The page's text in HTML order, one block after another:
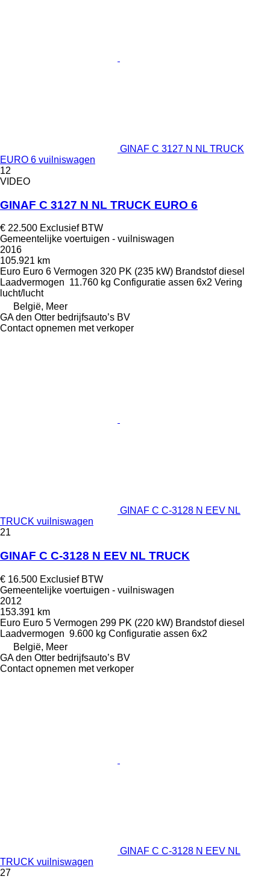
GINAF C 3127 N NL TRUCK
EURO 6 vuilniswagen
12
VIDEO
GINAF C 3127 N NL TRUCK EURO 6
€ 22.500 Exclusief BTW
Gemeentelijke voertuigen - vuilniswagen
2016
105.921 km
Euro Euro 6 Vermogen 320 PK (235 kW) Brandstof diesel
Laadvermogen 11.760 kg Configuratie assen 6x2 Vering
lucht/lucht
België, Meer
GA den Otter bedrijfsauto’s BV
Contact opnemen met verkoper
GINAF C C-3128 N EEV NL
TRUCK vuilniswagen
21
GINAF C C-3128 N EEV NL TRUCK
€ 16.500 Exclusief BTW
Gemeentelijke voertuigen - vuilniswagen
2012
153.391 km
Euro Euro 5 Vermogen 299 PK (220 kW) Brandstof diesel
Laadvermogen 9.600 kg Configuratie assen 6x2
België, Meer
GA den Otter bedrijfsauto’s BV
Contact opnemen met verkoper
GINAF C C-3128 N EEV NL
TRUCK vuilniswagen
27